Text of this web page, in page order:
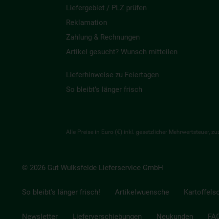
Liefergebiet / PLZ prüfen
Reklamation
Zahlung & Rechnungen
Artikel gesucht? Wunsch mitteilen
Lieferhinweise zu Feiertagen
So bleibt’s länger frisch
Alle Preise in Euro (€) inkl. gesetzlicher Mehrwertsteuer,
© 2026 Gut Wulksfelde Lieferservice GmbH
So bleibt's länger frisch! Artikelwuensche
Newsletter Lieferverschiebungen Neukunden